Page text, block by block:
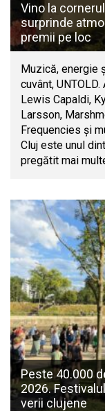
Vino la
surprinde
premii pe loc
Muzică, energie
cuvânt,
Lewis Capaldi,
Larsson,
Frequencies și
Cluj este unul
pregătit mai
Peste 40.000
2026.
verii clujene